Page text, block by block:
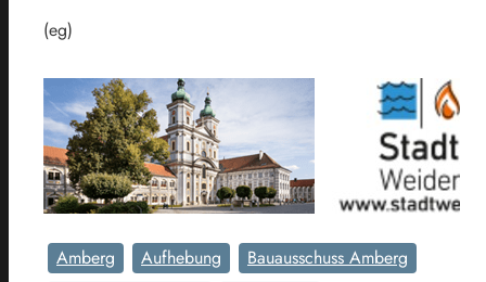
(eg)
Amberg Aufhebung
Bauausschuss Amberg